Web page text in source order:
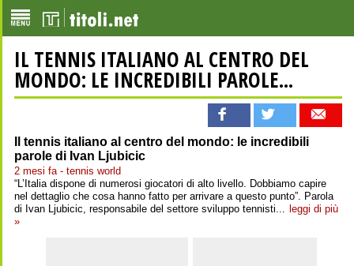
IL TENNIS ITALIANO AL CENTRO DEL
MONDO: LE INCREDIBILI PAROLE...
Il tennis italiano al centro del mondo: le incredibili
parole di Ivan Ljubicic
2 mesi fa - tennis world
“L’Italia dispone di numerosi giocatori di alto livello. Dobbiamo capire
nel dettaglio che cosa hanno fatto per arrivare a questo punto”. Parola
di Ivan Ljubicic, responsabile del settore sviluppo tennisti... leggi di più
»